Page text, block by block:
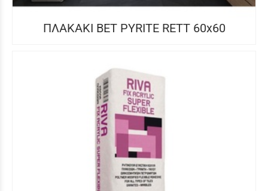
ΠΛΑΚΑΚΙ BET PYRITE RETT 60x60